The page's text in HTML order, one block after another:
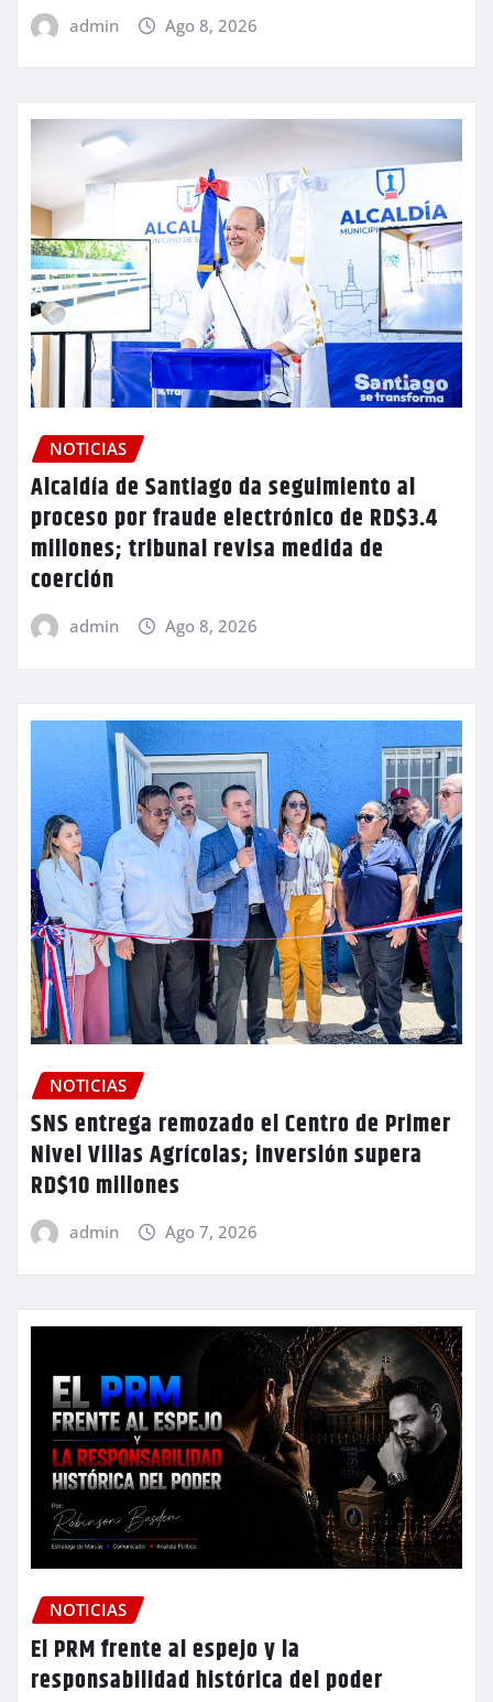
admin Ago 8, 2026
NOTICIAS
Alcaldía de Santiago da seguimiento al
proceso por fraude electrónico de RD$3.4
millones; tribunal revisa medida de
coerción
admin Ago 8, 2026
NOTICIAS
SNS entrega remozado el Centro de Primer
Nivel Villas Agrícolas; inversión supera
RD$10 millones
admin Ago 7, 2026
NOTICIAS
El PRM frente al espejo y la
responsabilidad histórica del poder